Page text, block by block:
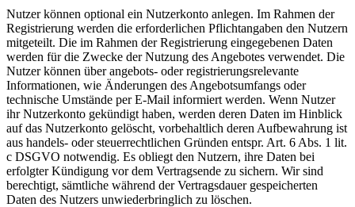
Nutzer können optional ein Nutzerkonto anlegen. Im Rahmen der
Registrierung werden die erforderlichen Pflichtangaben den Nutzern
mitgeteilt. Die im Rahmen der Registrierung eingegebenen Daten
werden für die Zwecke der Nutzung des Angebotes verwendet. Die
Nutzer können über angebots- oder registrierungsrelevante
Informationen, wie Änderungen des Angebotsumfangs oder
technische Umstände per E-Mail informiert werden. Wenn Nutzer
ihr Nutzerkonto gekündigt haben, werden deren Daten im Hinblick
auf das Nutzerkonto gelöscht, vorbehaltlich deren Aufbewahrung ist
aus handels- oder steuerrechtlichen Gründen entspr. Art. 6 Abs. 1 lit.
c DSGVO notwendig. Es obliegt den Nutzern, ihre Daten bei
erfolgter Kündigung vor dem Vertragsende zu sichern. Wir sind
berechtigt, sämtliche während der Vertragsdauer gespeicherten
Daten des Nutzers unwiederbringlich zu löschen.